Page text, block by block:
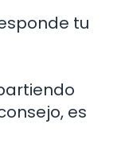
tu
es